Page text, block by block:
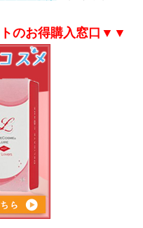
のお得購入窓口▼▼